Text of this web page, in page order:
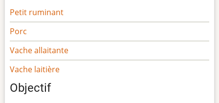
Petit ruminant
Porc
Vache allaitante
Vache laitière
Objectif